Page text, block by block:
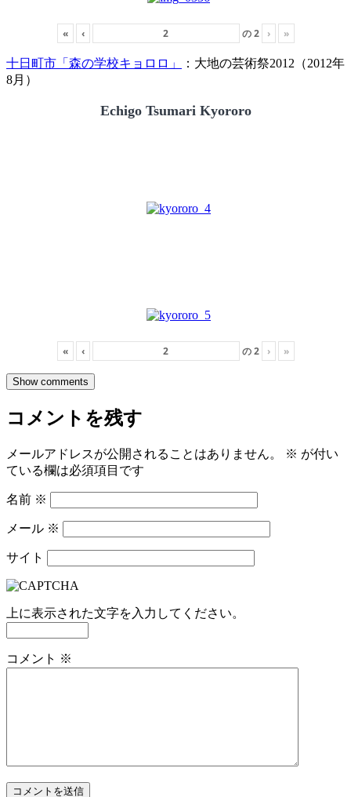
« ‹ の2 › »
十日町市「森の学校キョロロ」
：大地の芸術祭2012（2012年
8月）
Echigo Tsumari Kyororo
« ‹ の2 › »
Show comments
コメントを残す
メールアドレスが公開されることはありません。 ※ が付い
ている欄は必須項目です
名前 ※
メール ※
サイト
上に表示された文字を入力してください。
コメント ※